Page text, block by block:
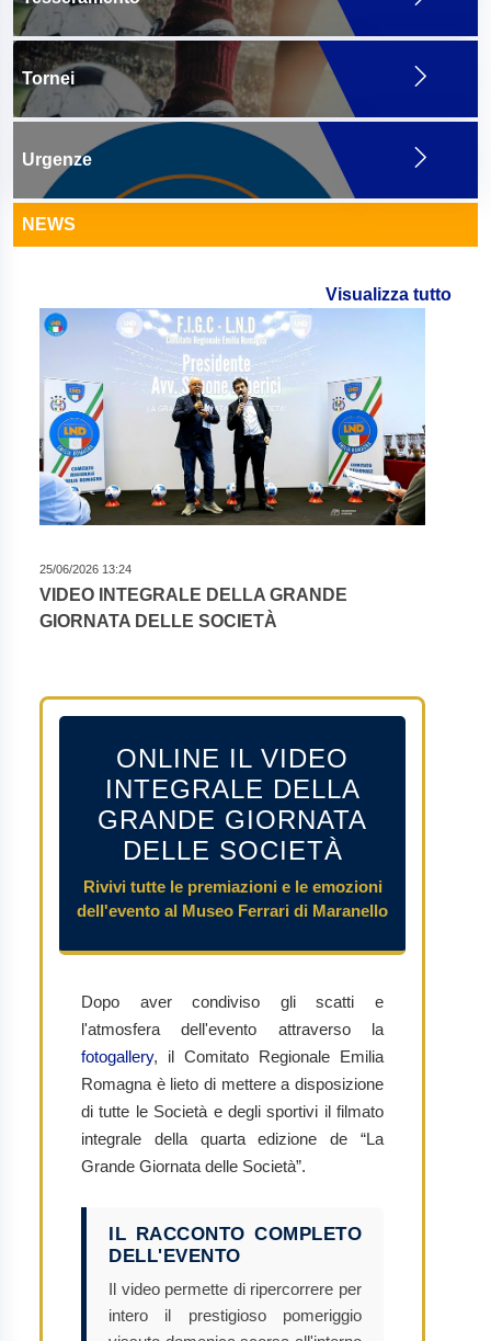
Tornei
Urgenze
NEWS
Visualizza tutto
25/06/2026 13:24
VIDEO INTEGRALE DELLA GRANDE
GIORNATA DELLE SOCIETÀ
ONLINE IL VIDEO
INTEGRALE DELLA
GRANDE GIORNATA
DELLE SOCIETÀ
Rivivi tutte le premiazioni e le emozioni
dell'evento al Museo Ferrari di Maranello
Dopo aver condiviso gli scatti e
l'atmosfera dell'evento attraverso la
fotogallery, il Comitato Regionale Emilia
Romagna è lieto di mettere a disposizione
di tutte le Società e degli sportivi il filmato
integrale della quarta edizione de “La
Grande Giornata delle Società”.
IL RACCONTO COMPLETO
DELL'EVENTO
Il video permette di ripercorrere per
intero il prestigioso pomeriggio